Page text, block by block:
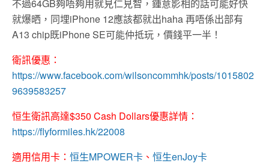
不過64GB夠唔夠用就見仁見智，鍾意影相的話可能好快
就爆晒，同埋iPhone 12應該都就出haha 再唔係出部有
A13 chip既iPhone SE可能仲抵玩，價錢平一半！
衛訊優惠：
https://www.facebook.com/wilsoncommhk/posts/1015802
9639583257
恒生衛訊高達$350 Cash Dollars優惠詳情：
https://flyformiles.hk/22008
適用信用卡： 恒生MPOWER卡 、 恒生enJoy卡